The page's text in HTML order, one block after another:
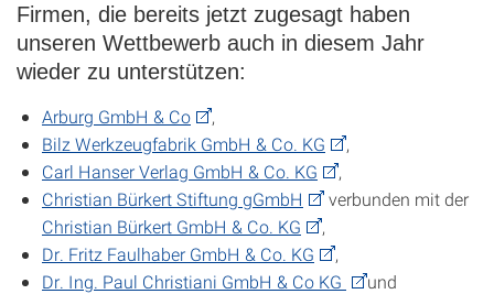
Firmen, die bereits jetzt zugesagt haben
unseren Wettbewerb auch in diesem Jahr
wieder zu unterstützen:
Arburg GmbH & Co
,
Bilz Werkzeugfabrik GmbH & Co. KG
,
Carl Hanser Verlag GmbH & Co. KG
,
Christian Bürkert Stiftung gGmbH
verbunden mit der
Christian Bürkert GmbH & Co. KG
,
Dr. Fritz Faulhaber GmbH & Co. KG
,
Dr. Ing. Paul Christiani GmbH & Co KG
und